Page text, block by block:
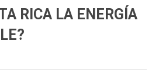
RICA LA ENERGÍA